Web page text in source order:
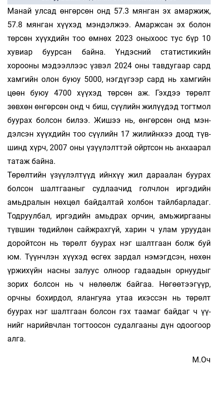
Манай улсад өнгөрсөн онд 57.3 мянган эх амаржиж,
57.8 мян­ган хүү­хэд мэндэлжээ. Амаржсан эх болон
төрсөн хүүхдийн тоо өм­­нөх 2023 оныхоос тус бүр 10
хувиар буурсан байна. Үндэс­­ний ста­­тис­­тикийн
хорооны мэдээллээс үзвэл 2024 оны тавду­гаар сард
хам­­гийн олон буюу 5000, нэгдүгээр сард нь хамгийн
цөөн буюу 4700 хүү­­хэд төрсөн аж. Гэхдээ төрөлт
зөвхөн өнгөрсөн онд ч биш, сүүлийн жи­­лүүдэд тогтмол
буурах болсон билээ. Жи­шээ нь, өн­гөр­­сөн онд мэн­­
дэлсэн хүүхдийн тоо сүүлийн 17 жилийн­хээ доод түв­
шинд хүрч, 2007 оны үзүүлэлттэй ойртсон нь анхаа­­рал
татаж байна.
Төрөлтийн үзүүлэлтүүд ийнхүү жил дараалан буурах
болсон шалт­­гааныг судлаачид голчлон иргэдийн
амьдралын нөхцөл бай­­дал­­тай холбон тайлбарладаг.
Тодруулбал, иргэдийн амьд­рах ор­­­чин, амьжиргааны
түвшин төдийлөн сайжрахгүй, ха­рин ч улам уруу­­дан
доройтсон нь төрөлт буурах нэг шалтгаан болж буй
юм. Түүнчлэн хүүхэд өсгөх зардал нэмэгдсэн, нөхөн
үржи­хүйн нас­ны залуус олноор гадаадын орнуудыг
зорих болсон нь ч нө­лөөлж байгаа. Нөгөөтээгүүр,
орчны бохирдол, ялангуяа утаа ихэс­­­сэн нь төрөлт
буурах нэг шалтгаан болсон гэх таамаг байдаг ч үү­­
нийг нарийвчлан тогтоосон судалгааны дүн одоогоор
алга.
М.Оч